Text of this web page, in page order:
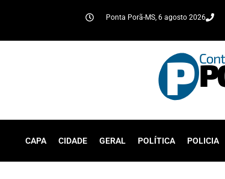
Ponta Porã-MS, 6 agosto 2026
CAPA CIDADE GERAL POLÍTICA POLICIA